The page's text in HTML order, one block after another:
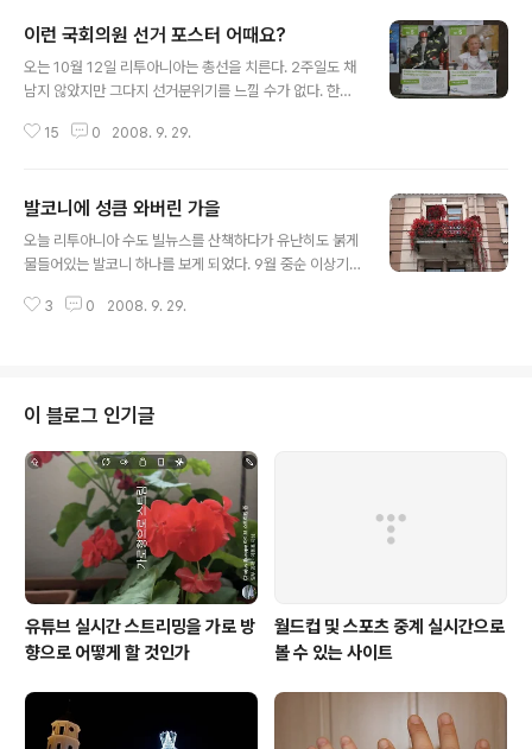
이런 국회의원 선거 포스터 어때요?
오는 10월 12일 리투아니아는 총선을 치른다. 2주일도 채
남지 않았지만 그다지 선거분위기를 느낄 수가 없다. 한국
마다 지켜 서서 지나가는 사람들에게 표를 부탁하는 운동
“아하, 선거가 있구나!”라는 느낌을 받았다. 바로 길거리에
세워진 선거 포스터 게시판이었다. 한국의 선거 포스터는
모두 일률적인데 리투아니아는 다양하다. 보아하니 중앙
이 직접 제작하고 있음을 알 수 있다. 한국의 선거 포스터는
15 0 2008. 9. 29.
발코니에 성큼 와버린 가을
오늘 리투아니아 수도 빌뉴스를 산책하다가 유난히도 붉게
물들어있는 발코니 하나를 보게 되었다. 9월 중순 이상기
다. 이렇게 빨리 가을이 와버리다니 놀랍고 당황스러웠다.
3 0 2008. 9. 29.
이 블로그 인기글
유튜브 실시간 스트리밍을 가로 방
향으로 어떻게 할 것인가
월드컵 및 스포츠 중계 실시간으로
볼 수 있는 사이트